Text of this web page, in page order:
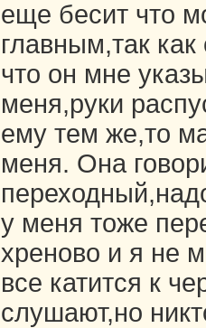
еще бесит что
главным,так
что он мне
меня,руки
ему тем же,то
меня. Она
у меня тоже
хреново и я не
все катится к
слушают,но